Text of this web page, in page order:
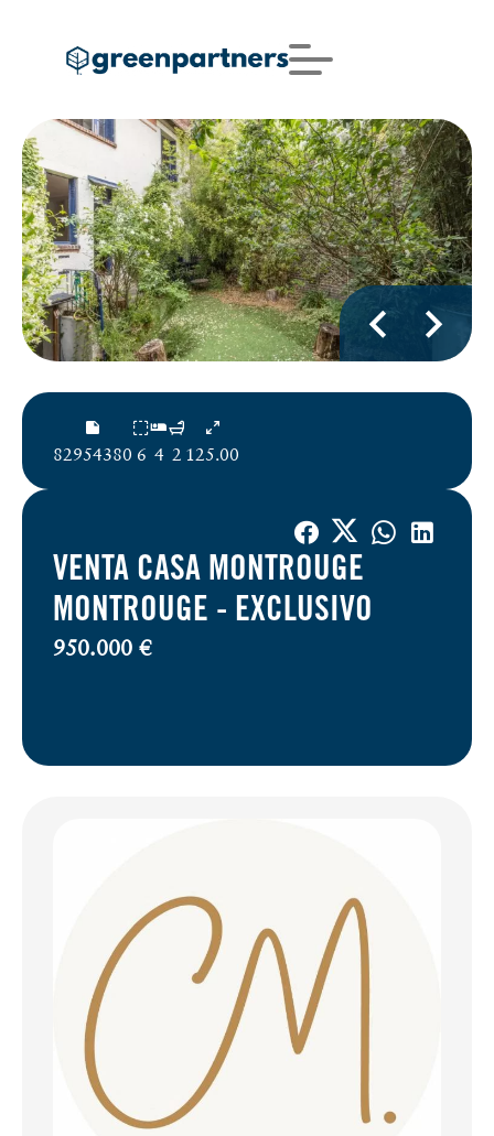
82954380 6 4 2 125.00
VENTA CASA MONTROUGE
MONTROUGE - EXCLUSIVO
950.000 €